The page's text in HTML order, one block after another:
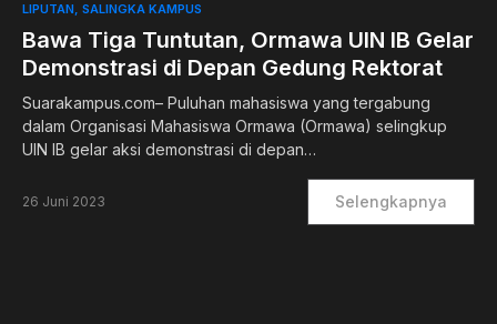
LIPUTAN SALINGKA KAMPUS
Bawa Tiga Tuntutan, Ormawa UIN IB Gelar
Demonstrasi di Depan Gedung Rektorat
Suarakampus.com– Puluhan mahasiswa yang tergabung
dalam Organisasi Mahasiswa Ormawa (Ormawa) selingkup
UIN IB gelar aksi demonstrasi di depan…
26 Juni 2023 Selengkapnya